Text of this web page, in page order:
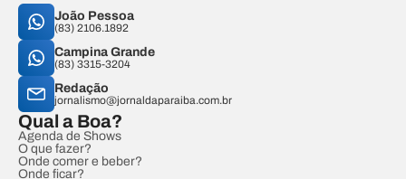
João Pessoa
(83) 2106.1892
Campina Grande
(83) 3315-3204
Redação
jornalismo@jornaldaparaiba.com.br
Qual a Boa?
Agenda de Shows
O que fazer?
Onde comer e beber?
Onde ficar?